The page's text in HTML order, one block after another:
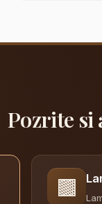
Pozrite si
🟫